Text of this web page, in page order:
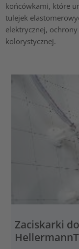
końcówkami, które
tulejek
elektrycznej,
kolorystycznej.
Zaciskarki